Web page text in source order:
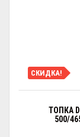
СКИДКА!
ТОПКА
500/